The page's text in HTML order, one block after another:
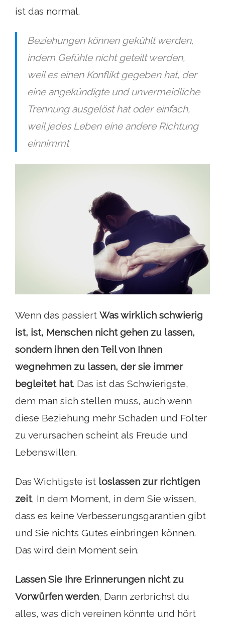
ist das normal.
Beziehungen können gekühlt werden,
indem Gefühle nicht geteilt werden,
weil es einen Konflikt gegeben hat, der
eine angekündigte und unvermeidliche
Trennung ausgelöst hat oder einfach,
weil jedes Leben eine andere Richtung
einnimmt
Wenn das passiert Was wirklich schwierig
ist, ist, Menschen nicht gehen zu lassen,
sondern ihnen den Teil von Ihnen
wegnehmen zu lassen, der sie immer
begleitet hat. Das ist das Schwierigste,
dem man sich stellen muss, auch wenn
diese Beziehung mehr Schaden und Folter
zu verursachen scheint als Freude und
Lebenswillen.
Das Wichtigste ist loslassen zur richtigen
zeit, In dem Moment, in dem Sie wissen,
dass es keine Verbesserungsgarantien gibt
und Sie nichts Gutes einbringen können.
Das wird dein Moment sein.
Lassen Sie Ihre Erinnerungen nicht zu
Vorwürfen werden, Dann zerbrichst du
alles, was dich vereinen könnte und hört